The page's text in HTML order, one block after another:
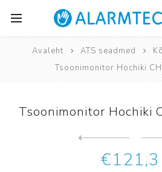
Avaleht ATS seadmed
Tsoonimonitor Hochiki
Tsoonimonitor Hochiki